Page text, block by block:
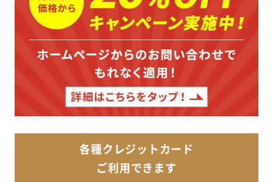
各種クレジットカード
ご利用できます